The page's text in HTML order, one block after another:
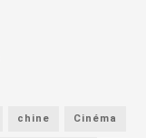
chine Cinéma